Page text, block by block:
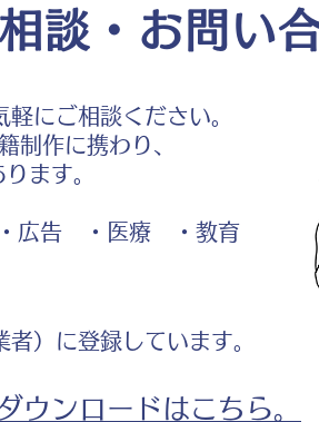
談・お問い
にご相談ください。
作に携わり、
ます。
広告 ・医療 ・教育
）に登録しています。
ウンロードはこちら。